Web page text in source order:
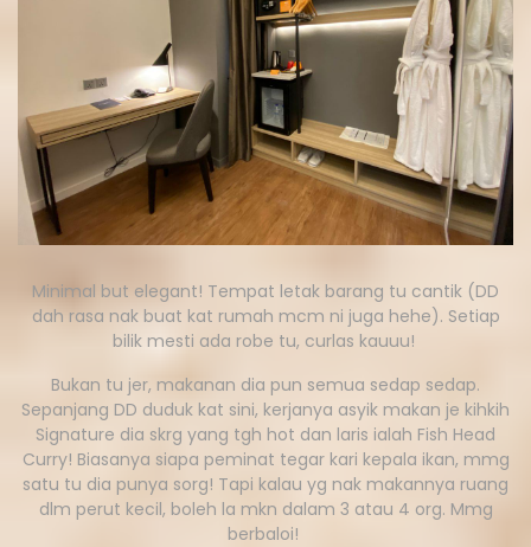
Minimal but elegant! Tempat letak barang tu cantik (DD
dah rasa nak buat kat rumah mcm ni juga hehe). Setiap
bilik mesti ada robe tu, curlas kauuu!
Bukan tu jer, makanan dia pun semua sedap sedap.
Sepanjang DD duduk kat sini, kerjanya asyik makan je kihkih
Signature dia skrg yang tgh hot dan laris ialah Fish Head
Curry! Biasanya siapa peminat tegar kari kepala ikan, mmg
satu tu dia punya sorg! Tapi kalau yg nak makannya ruang
dlm perut kecil, boleh la mkn dalam 3 atau 4 org. Mmg
berbaloi!